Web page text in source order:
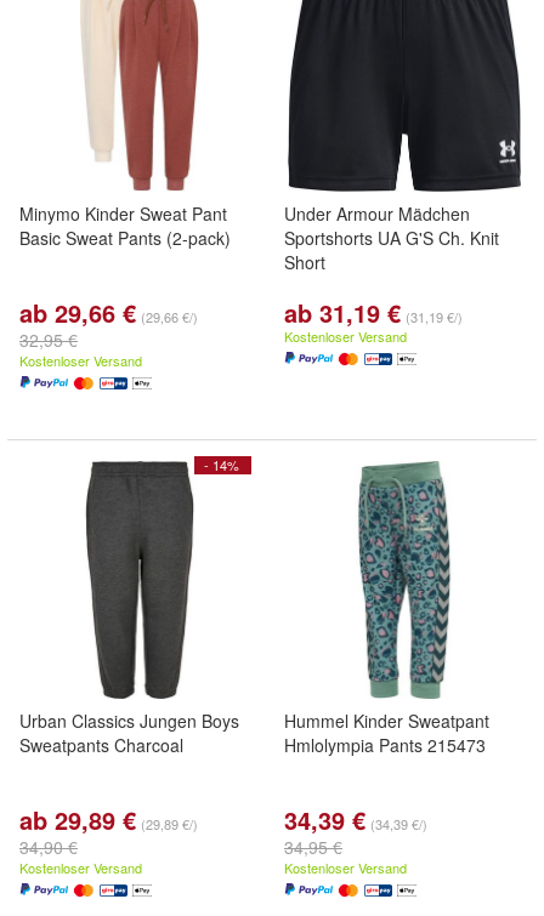
Minymo Kinder Sweat Pant
Basic Sweat Pants (2-pack)
ab 29,66 € (29,66 €/)
32,95 €
Kostenloser Versand
Under Armour Mädchen
Sportshorts UA G'S Ch. Knit
Short
ab 31,19 € (31,19 €/)
Kostenloser Versand
- 14%
Urban Classics Jungen Boys
Sweatpants Charcoal
ab 29,89 € (29,89 €/)
34,90 €
Kostenloser Versand
Hummel Kinder Sweatpant
Hmlolympia Pants 215473
34,39 € (34,39 €/)
34,95 €
Kostenloser Versand